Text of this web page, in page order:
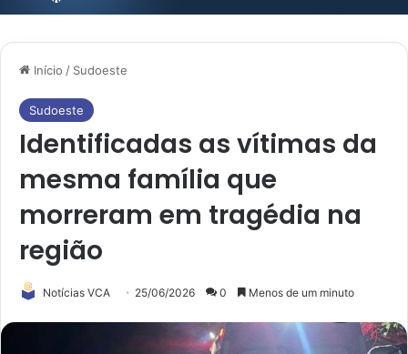
Início / Sudoeste
Sudoeste
Identificadas as vítimas da
mesma família que
morreram em tragédia na
região
Notícias VCA 25/06/2026 0 Menos de um minuto